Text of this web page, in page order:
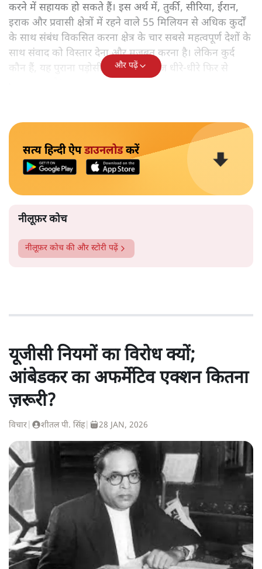
करने में सहायक हो सकते हैं। इस अर्थ में, तुर्की, सीरिया, ईरान,
इराक और प्रवासी क्षेत्रों में रहने वाले 55 मिलियन से अधिक कुर्दों
के साथ संबंध विकसित करना क्षेत्र के चार सबसे महत्वपूर्ण देशों के
साथ संवाद को विस्तार देना और मजबूत करना है। लेकिन कुर्द
कौन हैं, यह पुराना पड़ोसी जिसे भारत आज धीरे-धीरे फिर से
और पढ़ें
सत्य हिन्दी ऐपडाउनलोडकरें
नीलूफ़र कोच
नीलूफ़र कोच की और स्टोरी पढ़ें
यूजीसी नियमों का विरोध क्यों;
आंबेडकर का अफर्मेटिव एक्शन कितना
ज़रूरी?
विचार शीतल पी. सिंह| 28 JAN, 2026